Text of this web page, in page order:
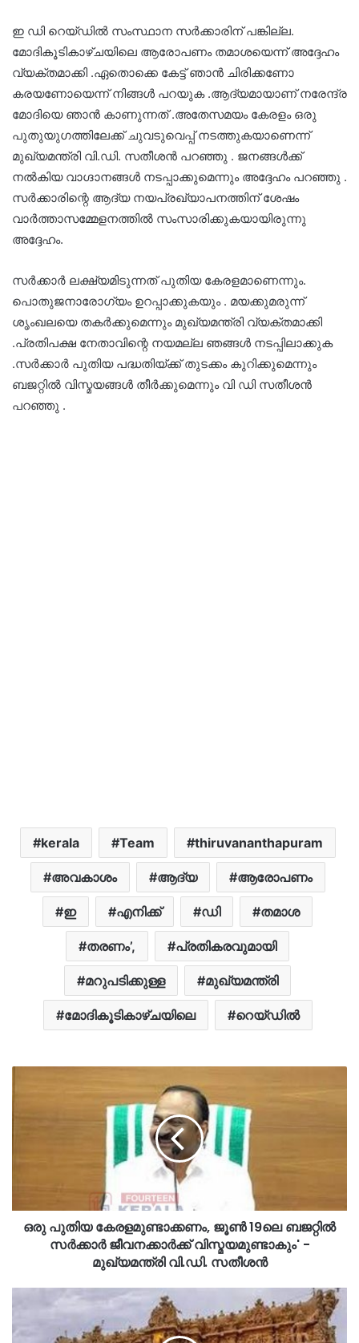
ഇ ഡി റെയ്‌ഡിൽ സംസ്ഥാന സർക്കാരിന് പങ്കില്ല.
മോദികൂടികാഴ്ചയിലെ ആരോപണം തമാശയെന്ന് അദ്ദേഹം
വ്യക്തമാക്കി .ഏതൊക്കെ കേട്ട് ഞാൻ ചിരിക്കണോ
കരയണോയെന്ന് നിങ്ങൾ പറയുക .ആദ്യമായാണ് നരേന്ദ്ര
മോദിയെ ഞാൻ കാണുന്നത് .അതേസമയം കേരളം ഒരു
പുതുയുഗത്തിലേക്ക് ചുവടുവെപ്പ് നടത്തുകയാണെന്ന്
മുഖ്യമന്ത്രി വി.ഡി. സതീശൻ പറഞ്ഞു . ജനങ്ങൾക്ക്
നൽകിയ വാഗ്ദാനങ്ങൾ നടപ്പാക്കുമെന്നും അദ്ദേഹം പറഞ്ഞു .
സർക്കാരിന്റെ ആദ്യ നയപ്രഖ്യാപനത്തിന് ശേഷം
വാർത്താസമ്മേളനത്തിൽ സംസാരിക്കുകയായിരുന്നു
അദ്ദേഹം.
സർക്കാർ ലക്ഷ്യമിടുന്നത് പുതിയ കേരളമാണെന്നും.
പൊതുജനാരോഗ്യം ഉറപ്പാക്കുകയും . മയക്കുമരുന്ന്
ശൃംഖലയെ തകർക്കുമെന്നും മുഖ്യമന്ത്രി വ്യക്തമാക്കി
.പ്രതിപക്ഷ നേതാവിന്റെ നയമല്ല ഞങ്ങൾ നടപ്പിലാക്കുക
.സർക്കാർ പുതിയ പദ്ധതിയ്ക്ക് തുടക്കം കുറിക്കുമെന്നും
ബജറ്റിൽ വിസ്മയങ്ങൾ തീർക്കുമെന്നും വി ഡി സതീശൻ
പറഞ്ഞു .
kerala Team thiruvananthapuram
അവകാശം ആദ്യ ആരോപണം
ഇ എനിക്ക് ഡി തമാശ
തരണം’, പ്രതികരവുമായി
മറുപടിക്കുള്ള മുഖ്യമന്ത്രി
മോദികൂടികാഴ്ചയിലെ റെയ്ഡില്‍
ഒരു പുതിയ കേരളമുണ്ടാക്കണം, ജൂണ്‍ 19ലെ ബജറ്റിൽ
സർക്കാർ ജീവനക്കാർക്ക് വിസ്മയമുണ്ടാകും' -
മുഖ്യമന്ത്രി വി.ഡി. സതീശൻ